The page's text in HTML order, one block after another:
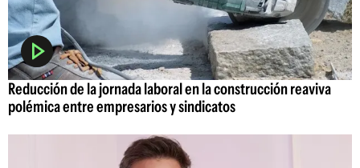
Reducción de la jornada laboral en la construcción reaviva
polémica entre empresarios y sindicatos